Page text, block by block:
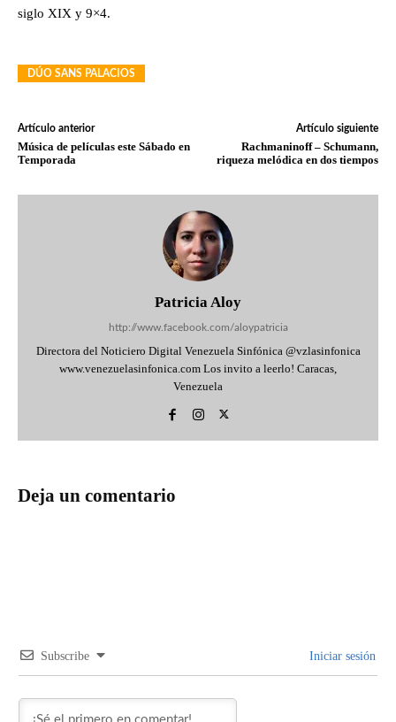
siglo XIX y 9×4.
DÚO SANS PALACIOS
Artículo anterior
Música de películas este Sábado en
Temporada
Artículo siguiente
Rachmaninoff – Schumann,
riqueza melódica en dos tiempos
Patricia Aloy
http://www.facebook.com/aloypatricia
Directora del Noticiero Digital Venezuela Sinfónica @vzlasinfonica
www.venezuelasinfonica.com Los invito a leerlo! Caracas,
Venezuela
Deja un comentario
Subscribe Iniciar sesión